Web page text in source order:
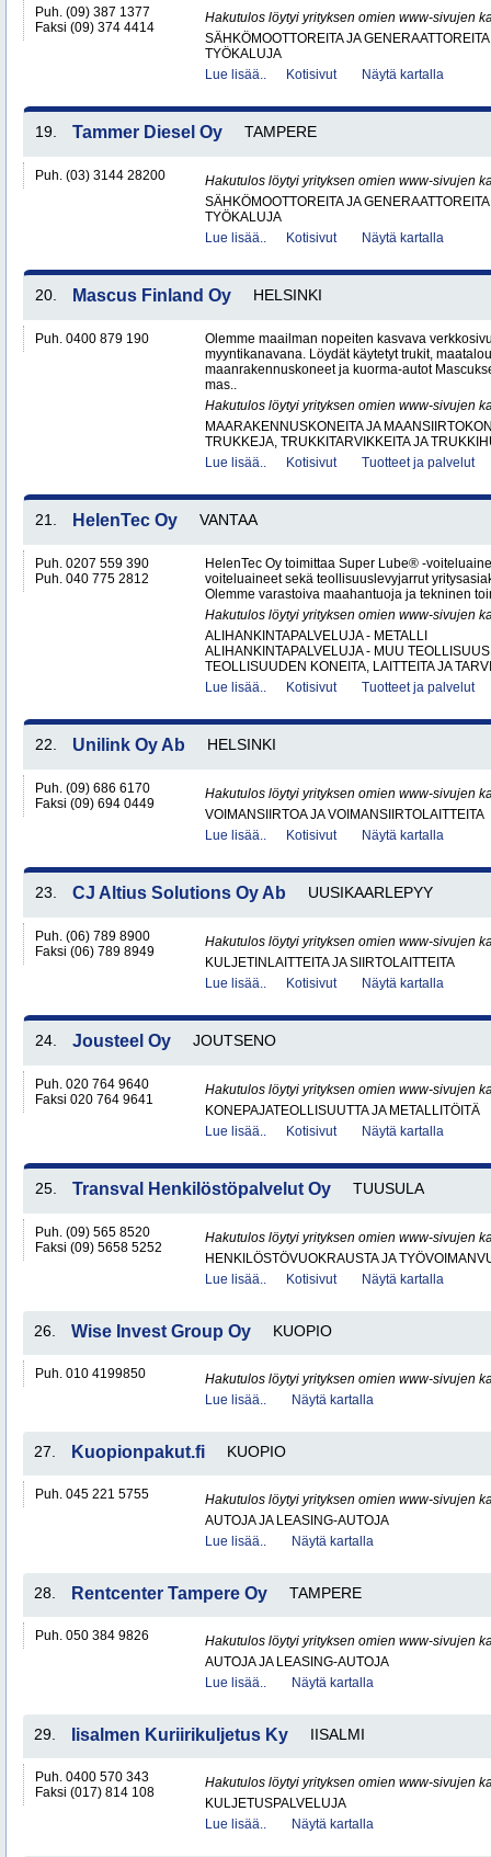
Puh. (09) 387 1377
Faksi (09) 374 4414
Hakutulos löytyi yrityksen omien www-sivujen
SÄHKÖMOOTTOREITA JA GENERAATTOREITA
TYÖKALUJA
Lue lisää..
Kotisivut Näytä kartalla
19. Tammer Diesel Oy TAMPERE
Puh. (03) 3144 28200
Hakutulos löytyi yrityksen omien www-sivujen
SÄHKÖMOOTTOREITA JA GENERAATTOREITA
TYÖKALUJA
Lue lisää..
Kotisivut Näytä kartalla
20. Mascus Finland Oy HELSINKI
Puh. 0400 879 190
Olemme maailman nopeiten kasvava
myyntikanavana. Löydät käytetyt trukit,
maanrakennuskoneet ja kuorma-autot
mas..
Hakutulos löytyi yrityksen omien www-sivujen
MAARAKENNUSKONEITA JA
TRUKKEJA, TRUKKITARVIKKEITA JA
Lue lisää..
Kotisivut Tuotteet ja palvelut
21. HelenTec Oy VANTAA
Puh. 0207 559 390
Puh. 040 775 2812
HelenTec Oy toimittaa Super Lube® -
voiteluaineet sekä teollisuuslevyjarrut
Olemme varastoiva maahantuoja ja tekninen
Hakutulos löytyi yrityksen omien www-sivujen
ALIHANKINTAPALVELUJA - METALLI
ALIHANKINTAPALVELUJA - MUU TEOLLISUUS
TEOLLISUUDEN KONEITA, LAITTEITA JA
Lue lisää..
Kotisivut Tuotteet ja palvelut
22. Unilink Oy Ab HELSINKI
Puh. (09) 686 6170
Faksi (09) 694 0449
Hakutulos löytyi yrityksen omien www-sivujen
VOIMANSIIRTOA JA VOIMANSIIRTOLAITTEITA
Lue lisää..
Kotisivut Näytä kartalla
23. CJ Altius Solutions Oy Ab UUSIKAARLEPYY
Puh. (06) 789 8900
Faksi (06) 789 8949
Hakutulos löytyi yrityksen omien www-sivujen
KULJETINLAITTEITA JA SIIRTOLAITTEITA
Lue lisää..
Kotisivut Näytä kartalla
24. Jousteel Oy JOUTSENO
Puh. 020 764 9640
Faksi 020 764 9641
Hakutulos löytyi yrityksen omien www-sivujen
KONEPAJATEOLLISUUTTA JA METALLITÖITÄ
Lue lisää..
Kotisivut Näytä kartalla
25. Transval Henkilöstöpalvelut Oy TUUSULA
Puh. (09) 565 8520
Faksi (09) 5658 5252
Hakutulos löytyi yrityksen omien www-sivujen
HENKILÖSTÖVUOKRAUSTA JA
Lue lisää..
Kotisivut Näytä kartalla
26. Wise Invest Group Oy KUOPIO
Puh. 010 4199850
Hakutulos löytyi yrityksen omien www-sivujen
Lue lisää..
Näytä kartalla
27. Kuopionpakut.fi KUOPIO
Puh. 045 221 5755
Hakutulos löytyi yrityksen omien www-sivujen
AUTOJA JA LEASING-AUTOJA
Lue lisää..
Näytä kartalla
28. Rentcenter Tampere Oy TAMPERE
Puh. 050 384 9826
Hakutulos löytyi yrityksen omien www-sivujen
AUTOJA JA LEASING-AUTOJA
Lue lisää..
Näytä kartalla
29. Iisalmen Kuriirikuljetus Ky IISALMI
Puh. 0400 570 343
Faksi (017) 814 108
Hakutulos löytyi yrityksen omien www-sivujen
KULJETUSPALVELUJA
Lue lisää..
Näytä kartalla